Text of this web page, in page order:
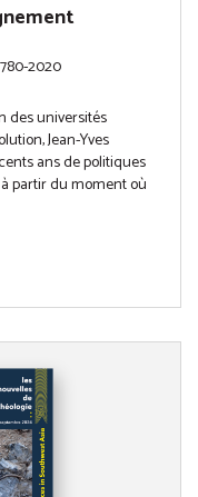
2020
des universités
Jean-Yves
ans de politiques
partir du moment où